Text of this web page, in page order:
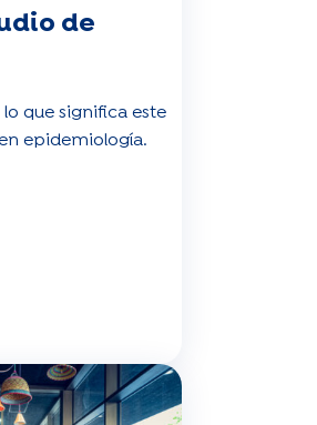
de
lo que significa este
epidemiología.